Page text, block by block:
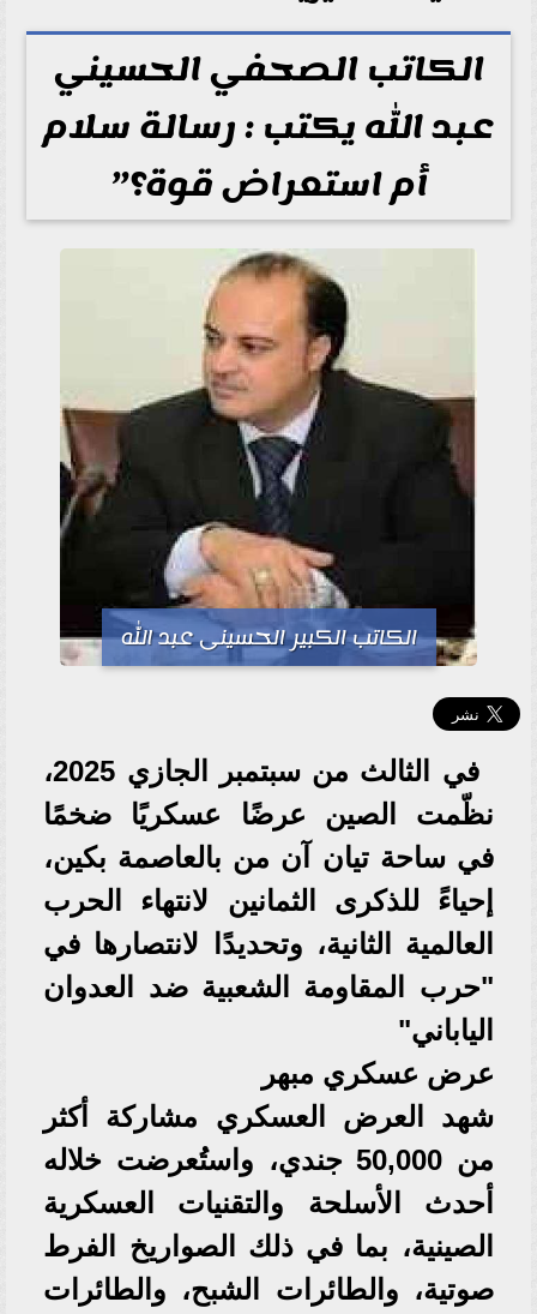
الكاتب الصحفي الحسيني
عبد الله يكتب : رسالة سلام
أم استعراض قوة؟”
الكاتب الكبير الحسينى عبد الله
في الثالث من سبتمبر الجازي 2025،
نظّمت الصين عرضًا عسكريًا ضخمًا
في ساحة تيان آن من بالعاصمة بكين،
إحياءً للذكرى الثمانين لانتهاء الحرب
العالمية الثانية، وتحديدًا لانتصارها في
"حرب المقاومة الشعبية ضد العدوان
الياباني"
عرض عسكري مبهر
شهد العرض العسكري مشاركة أكثر
من 50,000 جندي، واستُعرضت خلاله
أحدث الأسلحة والتقنيات العسكرية
الصينية، بما في ذلك الصواريخ الفرط
صوتية، والطائرات الشبح، والطائرات